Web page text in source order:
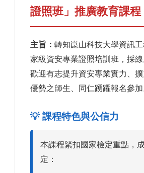
證照班」推廣教育課程
主旨： 轉知崑山科技大學資訊
家級資安專業證照培訓班，採線
歡迎有志提升資安專業實力、
優勢之師生、同仁踴躍報名參加
💡 課程特色與公信力
本課程緊扣國家檢定重點，
定：